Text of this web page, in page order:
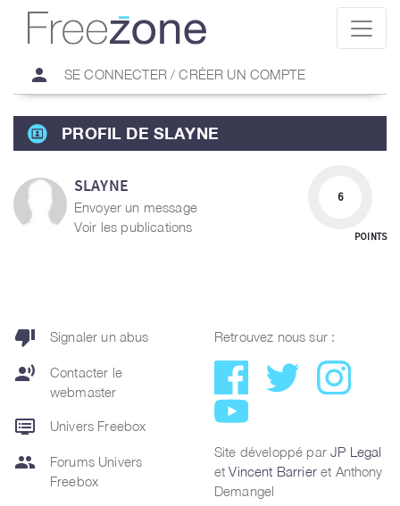
person SE CONNECTER / CRÉER UN COMPTE
PROFIL DE SLAYNE
SLAYNE
Envoyer un message
Voir les publications
6
POINTS
thumb_down Signaler un abus
record_voice_over
Contacter le
webmaster
dvr Univers Freebox
group
Forums Univers
Freebox
Retrouvez nous sur :
Site développé parJP Legal
etVincent Barrieret Anthony
Demangel